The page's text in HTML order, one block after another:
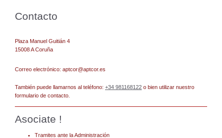
Contacto
Plaza Manuel Guitián 4
15008A Coruña
Correo electrónico: aptcor@aptcor.es
También puede llamarnos al teléfono: +34 981168122 o bien utilizar nuestro
formulario de contacto.
Asociate !
Tramites ante la Administración